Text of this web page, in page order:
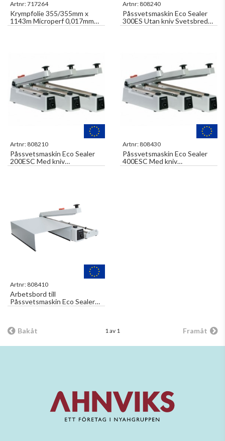
Artnr:717264
Krympfolie 355/355mm x
1143m Microperf 0,017mm
Vinkelfilm CT 305E 355
Artnr: 808240
Påssvetsmaskin Eco Sealer
300ES Utan kniv Svetsbredd
300mm
Artnr: 808210
Påssvetsmaskin Eco Sealer
200ESC Med kniv
Svetsbredd 200mm
Artnr: 808430
Påssvetsmaskin Eco Sealer
400ESC Med kniv
Svetsbredd 400mm
Artnr: 808410
Arbetsbord till
Påssvetsmaskin Eco Sealer
400ES Work Table till
Bakåt
1 av 1 Framåt